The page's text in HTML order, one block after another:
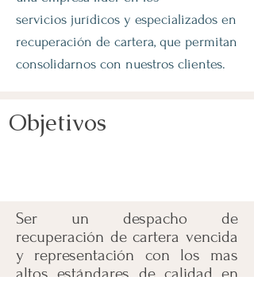
servicios jurídicos y especializados en
recuperación de cartera, que permitan
consolidarnos con nuestros clientes.
Objetivos
Ser un despacho de
recuperación de cartera vencida
y representación con los mas
altos estándares de calidad en